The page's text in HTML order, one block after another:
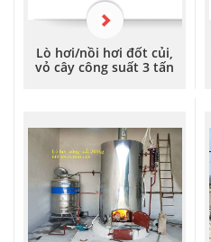
Lò hơi/nồi hơi đốt củi,
vỏ cây công suất 3 tấn